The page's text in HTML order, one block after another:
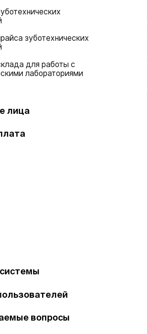
зуботехнических
для работы с
лабораториями
лица
вопросы